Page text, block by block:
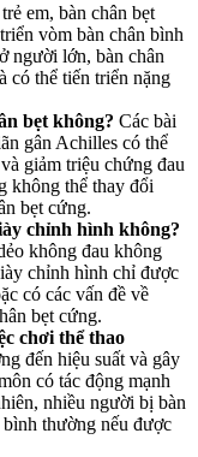
em, bàn chân bẹt
vòm bàn chân bình
người lớn, bàn chân
có thể tiến triển nặng
bẹt không? Các bài
gân Achilles có thể
giảm triệu chứng đau
không thể thay đổi
bẹt cứng.
chỉnh hình không?
không đau không
chỉnh hình chỉ được
có các vấn đề về
bẹt cứng.
chơi thể thao
đến hiệu suất và gây
có tác động mạnh
nhiều người bị bàn
bình thường nếu được